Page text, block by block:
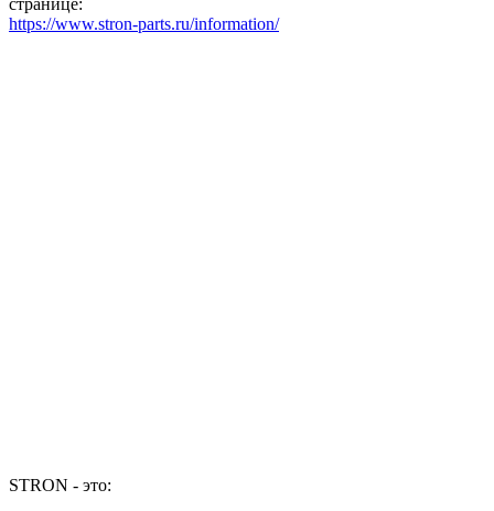
https://www.stron-parts.ru/information/
STRON - это: